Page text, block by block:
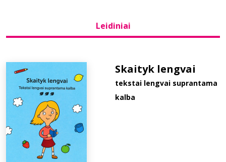
info@elvislab.lt
Leidiniai
Skaityk lengvai
tekstai lengvai suprantama
kalba